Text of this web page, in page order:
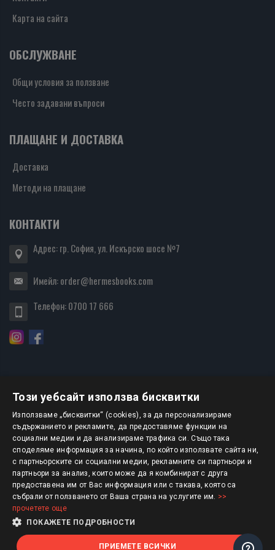
Карта на сайта
ОБСЛУЖВАНЕ
Общи условия за ползване
Често задавани въпроси
ПЛАЩАНЕ И ДОСТАВКА
Доставка
Методи на плащане
КОНТАКТИ
Адрес: гр. София, ул. Искърско шосе №7
Имейл:order@hermesbooks.com
Телефон:0700 17 666
БЮЛЕТИН
АБОНИРАНЕ
Авторско право © 2025 HERMESBOOKS.BG
1 EUR = 1.95583 BGN
Този уебсайт използва бисквитки
Използваме „бисквитки“ (cookies), за да персонализираме
съдържанието и рекламите, да предоставяме функции на
социални медии и да анализираме трафика си. Също така
споделяме информация за начина, по който използвате сайта ни,
с партньорските си социални медии, рекламните си партньори и
партньори за анализ, които може да я комбинират с друга
предоставена им от Вас информация или с такава, която са
събрали от ползването от Ваша страна на услугите им. >>
прочетете още
ПОКАЖЕТЕ ПОДРОБНОСТИ
ПРИЕМЕТЕ ВСИЧКИ